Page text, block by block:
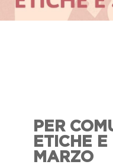
PER
ETICHE
MARZO